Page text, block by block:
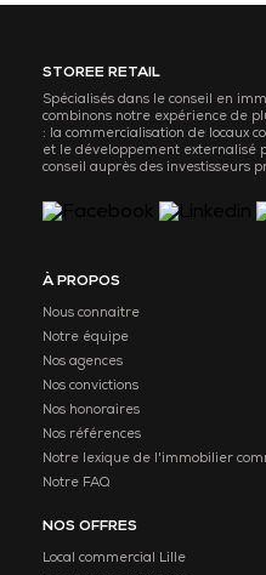
STOREE RETAIL
Spécialisés dans le conseil en
combinons notre expérience de
: la commercialisation de locaux
et le développement externalisé
conseil auprès des investisseurs
À PROPOS
Nous connaitre
Notre équipe
Nos agences
Nos convictions
Nos honoraires
Nos références
Notre lexique de l'immobilier
Notre FAQ
NOS OFFRES
Local commercial Lille